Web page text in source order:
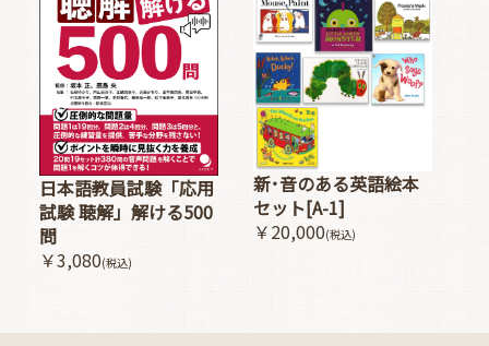
日本語教員試験「応用
試験 聴解」解ける500
問
￥3,080(税込)
新･音のある英語絵本
セット[A-1]
￥20,000(税込)